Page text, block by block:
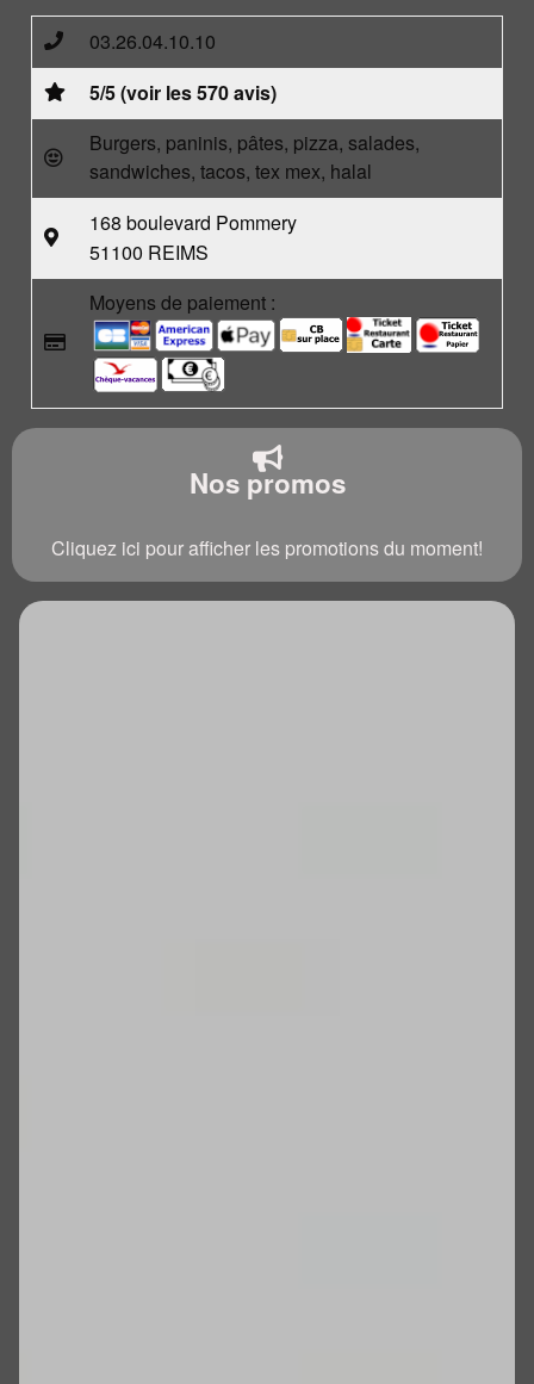
03.26.04.10.10
5/5 (voir les 570 avis)
Burgers, paninis, pâtes, pizza, salades,
sandwiches, tacos, tex mex, halal
168 boulevard Pommery
51100 REIMS
Moyens de paiement :
Nos promos
Cliquez ici pour afficher les promotions du moment!